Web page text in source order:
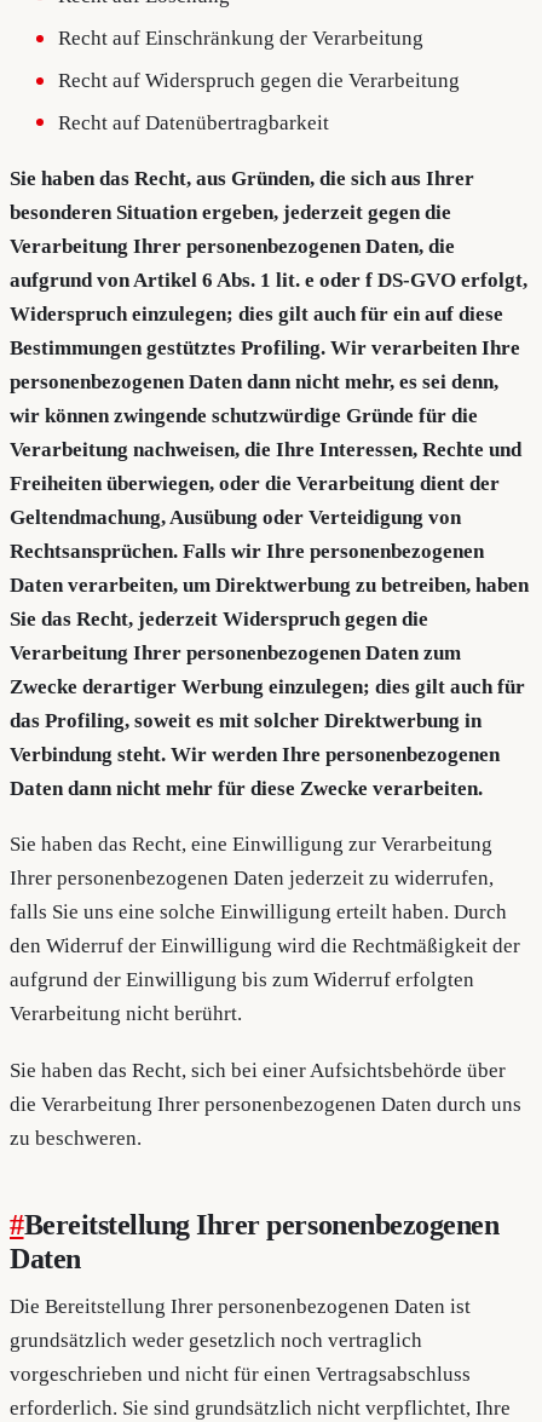
Recht auf Einschränkung der Verarbeitung
Recht auf Widerspruch gegen die Verarbeitung
Recht auf Datenübertragbarkeit
Sie haben das Recht, aus Gründen, die sich aus Ihrer
besonderen Situation ergeben, jederzeit gegen die
Verarbeitung Ihrer personenbezogenen Daten, die
aufgrund von Artikel 6 Abs. 1 lit. e oder f DS-GVO erfolgt,
Widerspruch einzulegen; dies gilt auch für ein auf diese
Bestimmungen gestütztes Profiling. Wir verarbeiten Ihre
personenbezogenen Daten dann nicht mehr, es sei denn,
wir können zwingende schutzwürdige Gründe für die
Verarbeitung nachweisen, die Ihre Interessen, Rechte und
Freiheiten überwiegen, oder die Verarbeitung dient der
Geltendmachung, Ausübung oder Verteidigung von
Rechtsansprüchen. Falls wir Ihre personenbezogenen
Daten verarbeiten, um Direktwerbung zu betreiben, haben
Sie das Recht, jederzeit Widerspruch gegen die
Verarbeitung Ihrer personenbezogenen Daten zum
Zwecke derartiger Werbung einzulegen; dies gilt auch für
das Profiling, soweit es mit solcher Direktwerbung in
Verbindung steht. Wir werden Ihre personenbezogenen
Daten dann nicht mehr für diese Zwecke verarbeiten.
Sie haben das Recht, eine Einwilligung zur Verarbeitung
Ihrer personenbezogenen Daten jederzeit zu widerrufen,
falls Sie uns eine solche Einwilligung erteilt haben. Durch
den Widerruf der Einwilligung wird die Rechtmäßigkeit der
aufgrund der Einwilligung bis zum Widerruf erfolgten
Verarbeitung nicht berührt.
Sie haben das Recht, sich bei einer Aufsichtsbehörde über
die Verarbeitung Ihrer personenbezogenen Daten durch uns
zu beschweren.
#Bereitstellung Ihrer personenbezogenen
Daten
Die Bereitstellung Ihrer personenbezogenen Daten ist
grundsätzlich weder gesetzlich noch vertraglich
vorgeschrieben und nicht für einen Vertragsabschluss
erforderlich. Sie sind grundsätzlich nicht verpflichtet, Ihre